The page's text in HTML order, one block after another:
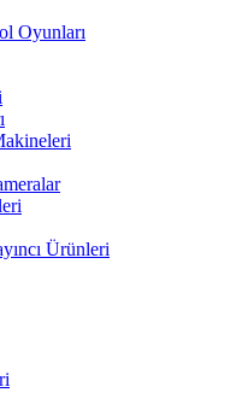
Oyunları
Ürünleri